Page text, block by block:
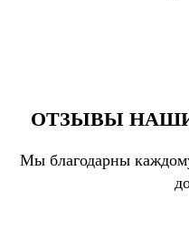
ОТЗЫВЫ
Мы благодарны